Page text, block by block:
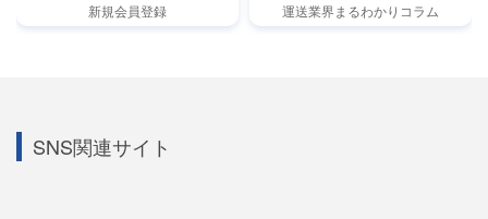
新規会員登録 運送業界まるわかりコラム
SNS関連サイト